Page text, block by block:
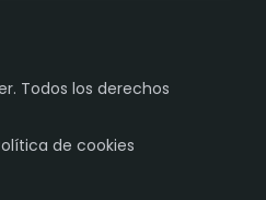
Todos los derechos
de cookies